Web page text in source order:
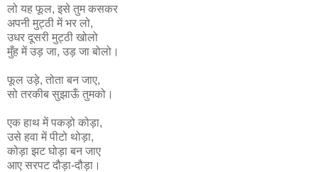
लो यह फूल, इसे तुम कसकर
अपनी मुट्ठी में भर लो,
उधर दूसरी मुट्ठी खोलो
मुँह में उड़ जा, उड़ जा बोलो।
फूल उड़े, तोता बन जाए,
सो तरकीब सुझाऊँ तुमको।
एक हाथ में पकड़ो कोड़ा,
उसे हवा में पीटो थोड़ा,
कोड़ा झट घोड़ा बन जाए
आए सरपट दौड़ा-दौड़ा।